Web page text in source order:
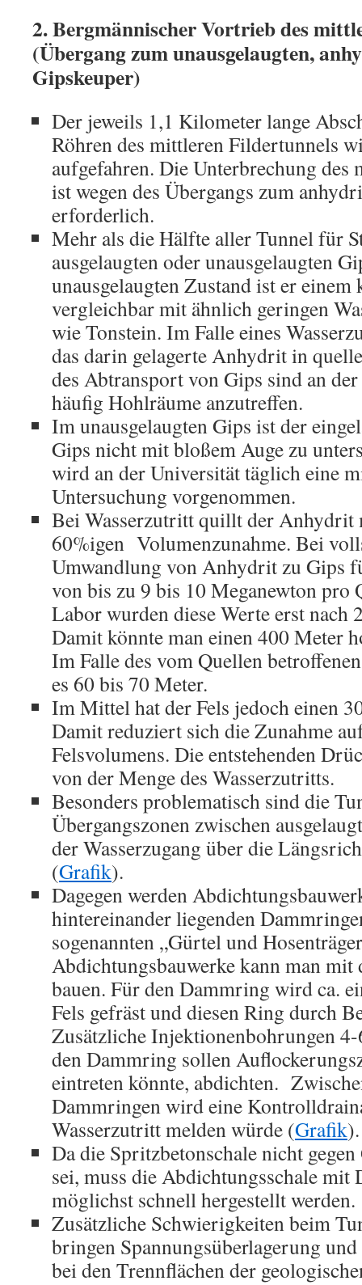
2. Bergmännischer Vortrieb des
(Übergang zum unausgelaugten,
Gipskeuper)
Der jeweils 1,1 Kilometer lange
Röhren des mittleren Fildertunnels
aufgefahren. Die Unterbrechung
ist wegen des Übergangs zum
erforderlich.
Mehr als die Hälfte aller Tunnel für
ausgelaugten oder unausgelaugten
unausgelaugten Zustand ist er einem
vergleichbar mit ähnlich geringen
wie Tonstein. Im Falle eines
das darin gelagerte Anhydrit in
des Abtransport von Gips sind an
häufig Hohlräume anzutreffen.
Im unausgelaugten Gips ist der
Gips nicht mit bloßem Auge zu
wird an der Universität täglich eine
Untersuchung vorgenommen.
Bei Wasserzutritt quillt der Anhydrit
60%igen Volumenzunahme. Bei
Umwandlung von Anhydrit zu Gips
von bis zu 9 bis 10 Meganewton pro
Labor wurden diese Werte erst nach
Damit könnte man einen 400 Meter
Im Falle des vom Quellen
es 60 bis 70 Meter.
Im Mittel hat der Fels jedoch einen
Damit reduziert sich die Zunahme
Felsvolumens. Die entstehenden
von der Menge des Wasserzutritts.
Besonders problematisch sind die
Übergangszonen zwischen
der Wasserzugang über die
(Grafik).
Dagegen werden
hintereinander liegenden
sogenannten „Gürtel und
Abdichtungsbauwerke kann man
bauen. Für den Dammring wird ca.
Fels gefräst und diesen Ring durch
Zusätzliche Injektionenbohrungen
den Dammring sollen
eintreten könnte, abdichten.
Dammringen wird eine
Wasserzutritt melden würde (Grafik).
Da die Spritzbetonschale nicht
sei, muss die Abdichtungsschale mit
möglichst schnell hergestellt werden.
Zusätzliche Schwierigkeiten beim
bringen Spannungsüberlagerung
bei den Trennflächen der